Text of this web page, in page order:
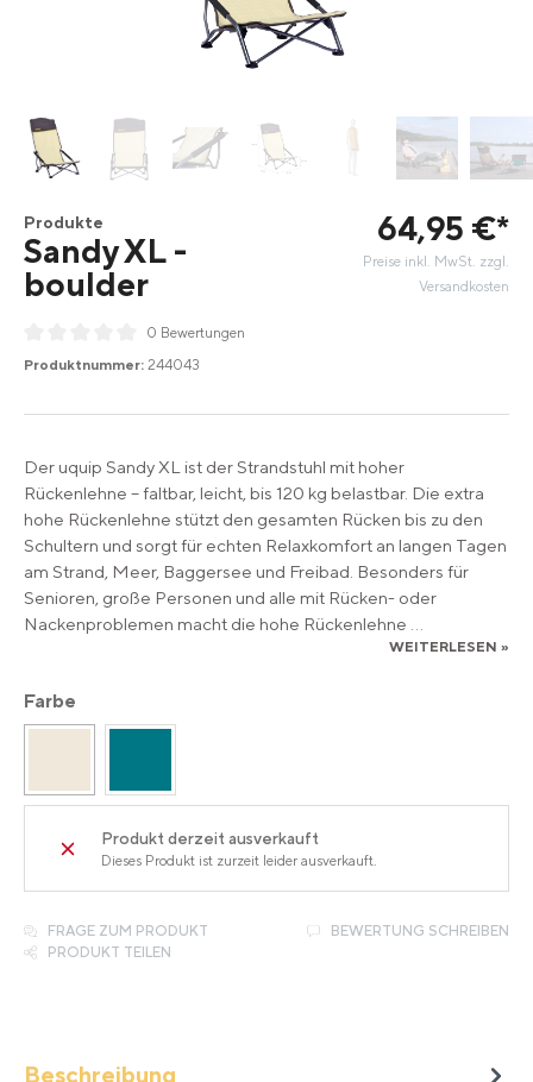
Produkte
Sandy XL -
boulder
64,95 €*
Preise inkl. MwSt. zzgl.
Versandkosten
0 Bewertungen
Produktnummer: 244043
Der uquip Sandy XL ist der Strandstuhl mit hoher
Rückenlehne – faltbar, leicht, bis 120 kg belastbar. Die extra
hohe Rückenlehne stützt den gesamten Rücken bis zu den
Schultern und sorgt für echten Relaxkomfort an langen Tagen
am Strand, Meer, Baggersee und Freibad. Besonders für
Senioren, große Personen und alle mit Rücken- oder
Nackenproblemen macht die hohe Rückenlehne
WEITERLESEN »
Farbe
Produkt derzeit ausverkauft
Dieses Produkt ist zurzeit leider ausverkauft.
FRAGE ZUM PRODUKT
BEWERTUNG SCHREIBEN
PRODUKT TEILEN
Beschreibung